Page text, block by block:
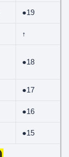
●19
↑
●18
●17
●16
●15